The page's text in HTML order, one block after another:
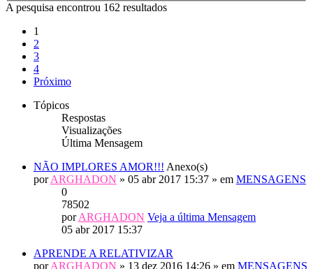
A pesquisa encontrou 162 resultados
1
2
3
4
Próximo
Tópicos
Respostas
Visualizações
Última Mensagem
NÃO IMPLORES AMOR!!! Anexo(s)
porARGHADON » 05 abr 2017 15:37 » em MENSAGENS
0
78502
porARGHADON Veja a última Mensagem
05 abr 2017 15:37
APRENDE A RELATIVIZAR
porARGHADON » 13 dez 2016 14:26 » em MENSAGENS